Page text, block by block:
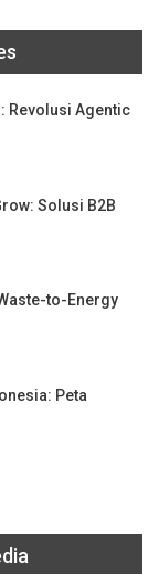
Revolusi Agentic
Solusi B2B
to-Energy
Peta